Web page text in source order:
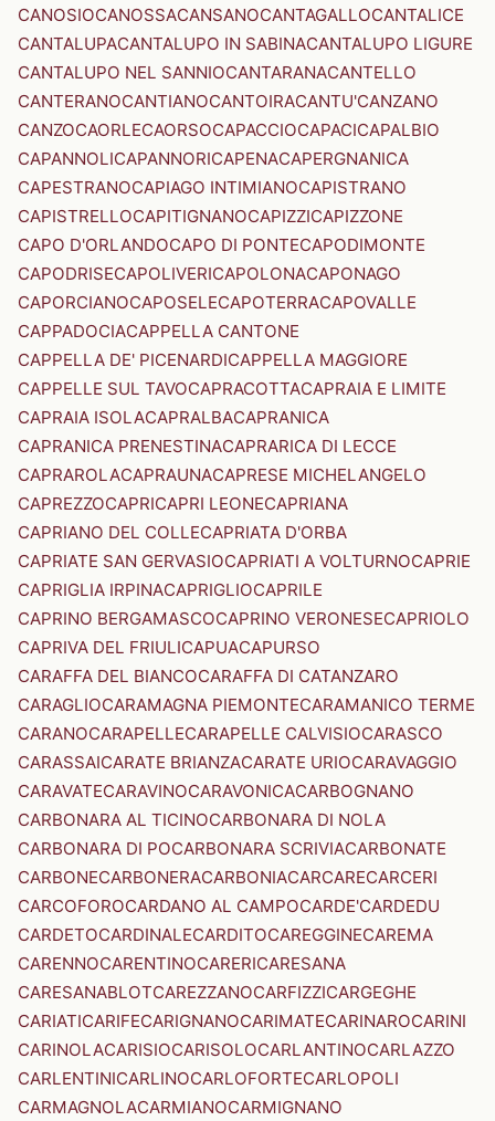
CANOSIOCANOSSACANSANOCANTAGALLOCANTALICE
CANTALUPACANTALUPO IN SABINACANTALUPO LIGURE
CANTALUPO NEL SANNIOCANTARANACANTELLO
CANTERANOCANTIANOCANTOIRACANTU'CANZANO
CANZOCAORLECAORSOCAPACCIOCAPACICAPALBIO
CAPANNOLICAPANNORICAPENACAPERGNANICA
CAPESTRANOCAPIAGO INTIMIANOCAPISTRANO
CAPISTRELLOCAPITIGNANOCAPIZZICAPIZZONE
CAPO D'ORLANDOCAPO DI PONTECAPODIMONTE
CAPODRISECAPOLIVERICAPOLONACAPONAGO
CAPORCIANOCAPOSELECAPOTERRACAPOVALLE
CAPPADOCIACAPPELLA CANTONE
CAPPELLA DE' PICENARDICAPPELLA MAGGIORE
CAPPELLE SUL TAVOCAPRACOTTACAPRAIA E LIMITE
CAPRAIA ISOLACAPRALBACAPRANICA
CAPRANICA PRENESTINACAPRARICA DI LECCE
CAPRAROLACAPRAUNACAPRESE MICHELANGELO
CAPREZZOCAPRICAPRI LEONECAPRIANA
CAPRIANO DEL COLLECAPRIATA D'ORBA
CAPRIATE SAN GERVASIOCAPRIATI A VOLTURNOCAPRIE
CAPRIGLIA IRPINACAPRIGLIOCAPRILE
CAPRINO BERGAMASCOCAPRINO VERONESECAPRIOLO
CAPRIVA DEL FRIULICAPUACAPURSO
CARAFFA DEL BIANCOCARAFFA DI CATANZARO
CARAGLIOCARAMAGNA PIEMONTECARAMANICO TERME
CARANOCARAPELLECARAPELLE CALVISIOCARASCO
CARASSAICARATE BRIANZACARATE URIOCARAVAGGIO
CARAVATECARAVINOCARAVONICACARBOGNANO
CARBONARA AL TICINOCARBONARA DI NOLA
CARBONARA DI POCARBONARA SCRIVIACARBONATE
CARBONECARBONERACARBONIACARCARECARCERI
CARCOFOROCARDANO AL CAMPOCARDE'CARDEDU
CARDETOCARDINALECARDITOCAREGGINECAREMA
CARENNOCARENTINOCARERICARESANA
CARESANABLOTCAREZZANOCARFIZZICARGEGHE
CARIATICARIFECARIGNANOCARIMATECARINAROCARINI
CARINOLACARISIOCARISOLOCARLANTINOCARLAZZO
CARLENTINICARLINOCARLOFORTECARLOPOLI
CARMAGNOLACARMIANOCARMIGNANO